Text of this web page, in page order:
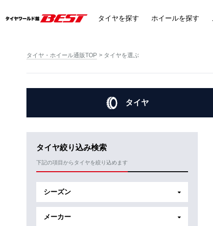
タイヤを探す ホイールを探す
タイヤ・ホイール通販TOP タイヤを選ぶ
タイヤ
タイヤ絞り込み検索
下記の項目からタイヤを絞り込めます
シーズン
メーカー